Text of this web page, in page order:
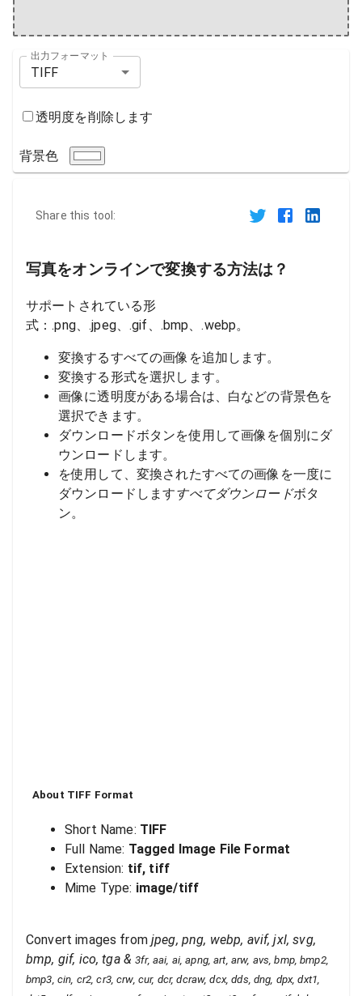
出力フォーマット
TIFF
透明度を削除します
背景色
Share this tool:
写真をオンラインで変換する方法は？
サポートされている形
式：.png、.jpeg、.gif、.bmp、.webp。
変換するすべての画像を追加します。
変換する形式を選択します。
画像に透明度がある場合は、白などの背景色を
選択できます。
ダウンロードボタンを使用して画像を個別にダ
ウンロードします。
を使用して、変換されたすべての画像を一度に
ダウンロードしますすべてダウンロードボタ
ン。
About TIFF Format
Short Name: TIFF
Full Name: Tagged Image File Format
Extension: tif, tiff
Mime Type: image/tiff
Convert images fromjpeg, png, webp, avif, jxl, svg,
bmp, gif, ico, tga&3fr, aai, ai, apng, art, arw, avs, bmp, bmp2,
bmp3, cin, cr2, cr3, crw, cur, dcr, dcraw, dcx, dds, dng, dpx, dxt1,